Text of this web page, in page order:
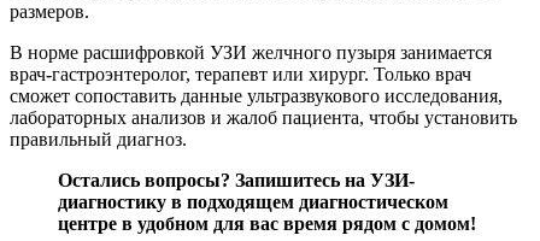
размеров.
В норме расшифровкой УЗИ желчного пузыря занимается
врач-гастроэнтеролог, терапевт или хирург. Только врач
сможет сопоставить данные ультразвукового исследования,
лабораторных анализов и жалоб пациента, чтобы установить
правильный диагноз.
Остались вопросы? Запишитесь на УЗИ-
диагностику в подходящем диагностическом
центре в удобном для вас время рядом с домом!